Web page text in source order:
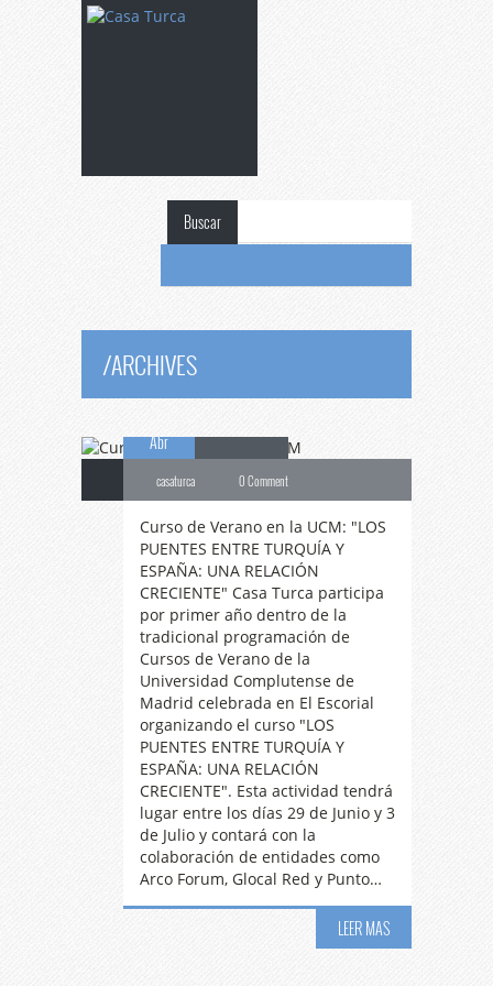
Buscar
/ARCHIVES
27
Abr
Cursode Verano en
casaturca 0 Comment
Curso de Verano en la UCM: "LOS
PUENTES ENTRE TURQUÍA Y
ESPAÑA: UNA RELACIÓN
CRECIENTE" Casa Turca participa
por primer año dentro de la
tradicional programación de
Cursos de Verano de la
Universidad Complutense de
Madrid celebrada en El Escorial
organizando el curso "LOS
PUENTES ENTRE TURQUÍA Y
ESPAÑA: UNA RELACIÓN
CRECIENTE". Esta actividad tendrá
lugar entre los días 29 de Junio y 3
de Julio y contará con la
colaboración de entidades como
Arco Forum, Glocal Red y Punto…
LEER MAS